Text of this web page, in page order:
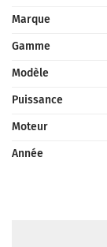
Marque
Gamme
Modèle
Puissance
Moteur
Année